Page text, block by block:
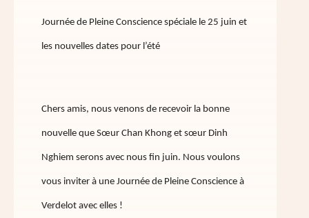
Journée de Pleine Conscience spéciale le 25 juin et
les nouvelles dates pour l’été
Chers amis, nous venons de recevoir la bonne
nouvelle que Sœur Chan Khong et sœur Dinh
Nghiem serons avec nous fin juin. Nous voulons
vous inviter à une Journée de Pleine Conscience à
Verdelot avec elles !